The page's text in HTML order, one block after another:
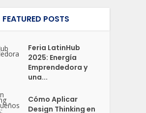
FEATURED POSTS
Feria LatinHub
2025: Energía
Emprendedora y
una...
Cómo Aplicar
Design Thinking en